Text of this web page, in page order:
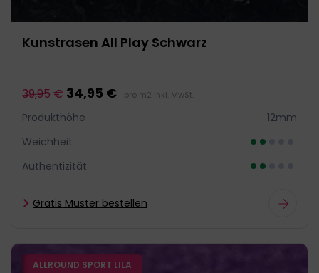
Kunstrasen All Play Schwarz
39,95 € 34,95 € pro m2 inkl. MwSt.
Produkthöhe
12mm
Weichheit
Authentizität
Gratis Muster bestellen
ALLROUND SPORT LILA